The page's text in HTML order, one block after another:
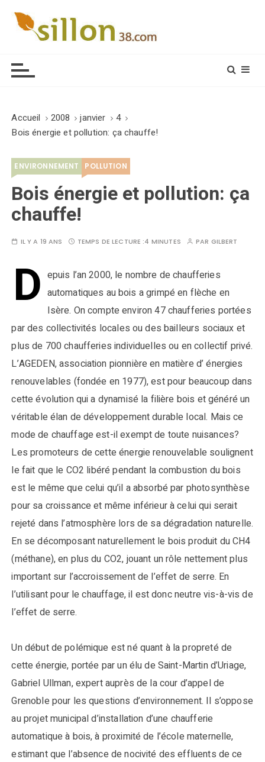
Accueil 2008 janvier
4
Bois énergie et pollution: ça chauffe!
ENVIRONNEMENT POLLUTION
Bois énergie et pollution: ça
chauffe!
IL Y A 19 ANS TEMPS DE LECTURE :4 MINUTES PAR GILBERT
D epuis l’an 2000, le nombre de chaufferies
automatiques au bois a grimpé en flèche en
Isère. On compte environ 47 chaufferies portées
par des collectivités locales ou des bailleurs sociaux et
plus de 700 chaufferies individuelles ou en collectif privé.
L’AGEDEN, association pionnière en matière d’ énergies
renouvelables (fondée en 1977), est pour beaucoup dans
cette évolution qui a dynamisé la filière bois et généré un
véritable élan de développement durable local. Mais ce
mode de chauffage est-il exempt de toute nuisances?
Les promoteurs de cette énergie renouvelable soulignent
le fait que le CO2 libéré pendant la combustion du bois
est le même que celui qu’il a absorbé par photosynthèse
pour sa croissance et même inférieur à celui qui serait
rejeté dans l’atmosphère lors de sa dégradation naturelle.
En se décomposant naturellement le bois produit du CH4
(méthane), en plus du CO2, jouant un rôle nettement plus
important sur l’accroissement de l’effet de serre. En
l’utilisant pour le chauffage, il est donc neutre vis-à-vis de
l’effet de serre.
Un début de polémique est né quant à la propreté de
cette énergie, portée par un élu de Saint-Martin d’Uriage,
Gabriel Ullman, expert auprès de la cour d’appel de
Grenoble pour les questions d’environnement. Il s’oppose
au projet municipal d’installation d’une chaufferie
automatique à bois, à proximité de l’école maternelle,
estimant que l’absence de nocivité des effluents de ce